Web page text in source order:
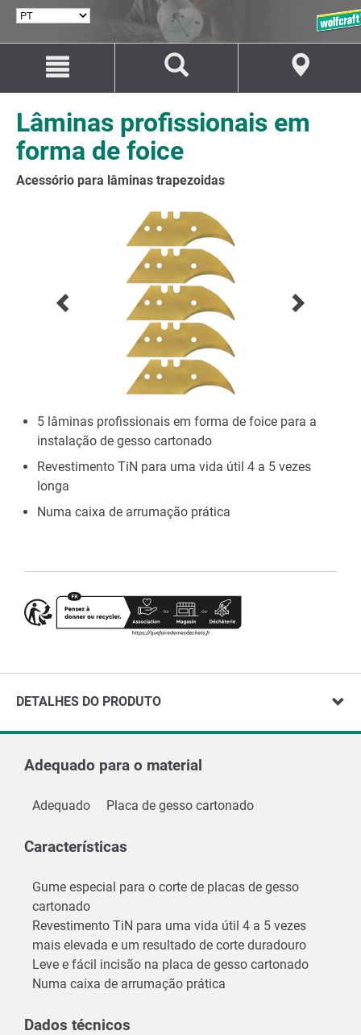
SELECIONAR
Avançar
o
conteúdo
Avançar
a
navegação
Lâminas profissionais em
forma de foice
Acessório para lâminas trapezoidas
5 lâminas profissionais em forma de foice para a
instalação de gesso cartonado
Revestimento TiN para uma vida útil 4 a 5 vezes
longa
Numa caixa de arrumação prática
DETALHES DO PRODUTO
Adequado para o material
Adequado Placa de gesso cartonado
Características
Gume especial para o corte de placas de gesso
cartonado
Revestimento TiN para uma vida útil 4 a 5 vezes
mais elevada e um resultado de corte duradouro
Leve e fácil incisão na placa de gesso cartonado
Numa caixa de arrumação prática
Dados técnicos